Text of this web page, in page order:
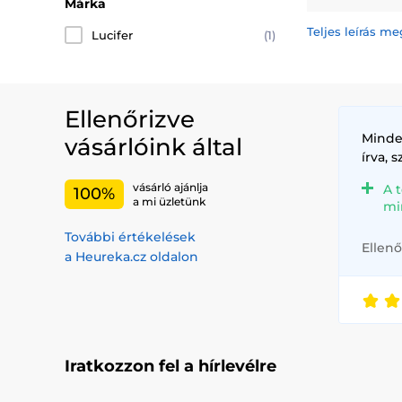
Márka
Lucifer (1)
jaký si
Pro ty, kteří
napodobovaly
anime
snadno
tomto světě,
Teljes leírás
Ellenőrizve
vásárlóink által
100%
vásárló ajánlja
a mi üzletünk
További értékelések
a Heureka.cz oldalon
írva,
A
Iratkozzon fel a hírlevélre